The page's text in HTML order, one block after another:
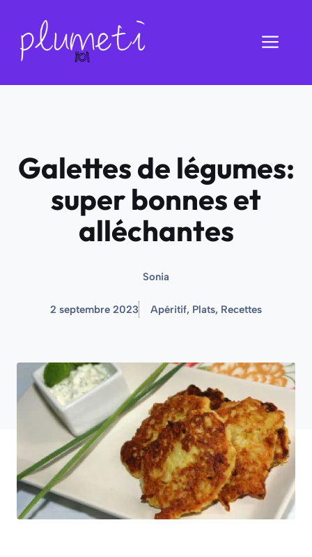
contenu
Galettes de légumes:
super bonnes et
alléchantes
Sonia
2 septembre 2023 Apéritif, Plats, Recettes